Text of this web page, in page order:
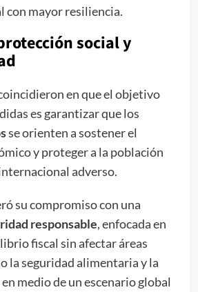
con mayor resiliencia.
social y
en que el objetivo
es garantizar que los
se orienten a sostener el
y proteger a la población
adverso.
su compromiso con una
responsable, enfocada en
fiscal sin afectar áreas
la seguridad alimentaria y la
medio de un escenario global